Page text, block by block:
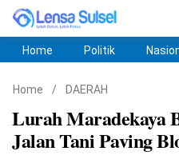
Home Politik
Home / DAERAH
Lurah Maradekaya
Jalan Tani Paving